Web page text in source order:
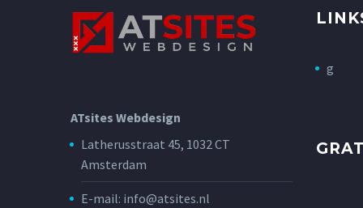
ATsites Webdesign
Latherusstraat 45, 1032 CT
Amsterdam
E-mail: info@atsites.nl
g